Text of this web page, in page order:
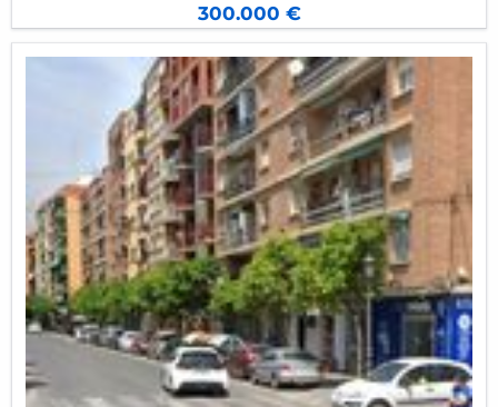
Actualmente está cerrado y tanto la sala de
máquinas (que estaba poco accesible ) como
las de actividades quedan pequeñas y
antiguas.
Es una pena perder la piscina y este espacio tan
necesario para el barrio.
300.000 €